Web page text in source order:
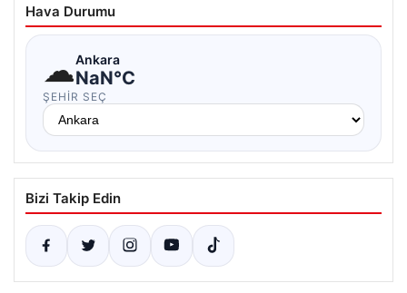
Hava Durumu
☁Ankara
NaN°C
ŞEHIR SEÇ
Bizi Takip Edin